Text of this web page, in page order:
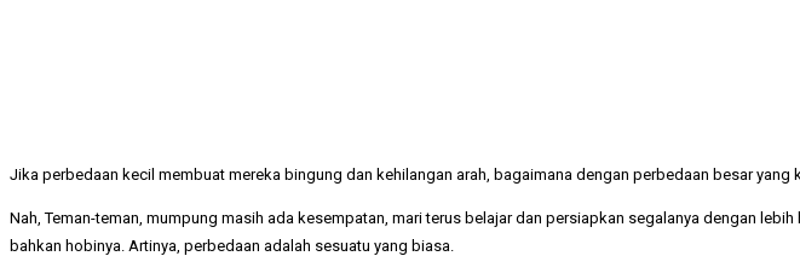
Jika perbedaan kecil membuat mereka bingung dan kehilangan arah, bagaimana dengan perbedaan besar yang
Nah, Teman-teman, mumpung masih ada kesempatan, mari terus belajar dan persiapkan segalanya dengan
bahkan hobinya. Artinya, perbedaan adalah sesuatu yang biasa.